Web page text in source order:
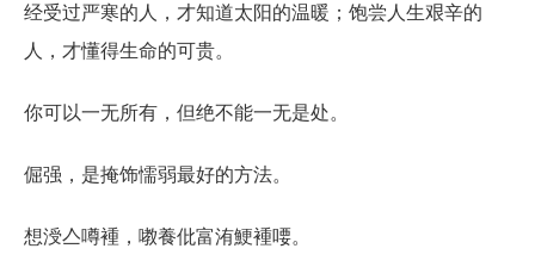
经受过严寒的人，才知道太阳的温暖；饱尝人生艰辛的
人，才懂得生命的可贵。
你可以一无所有，但绝不能一无是处。
倔强，是掩饰懦弱最好的方法。
想涭亼噂褈，嘋養仳富洧鯁褈喓。